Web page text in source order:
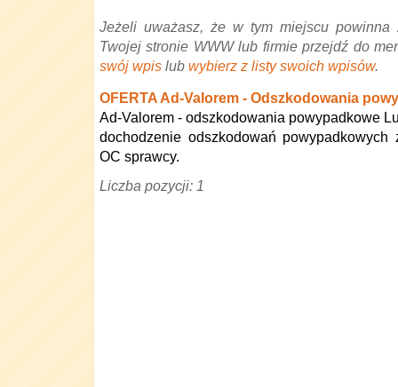
Jeżeli uważasz, że w tym miejscu powinna
Twojej stronie WWW lub firmie przejdź do
swój wpis lub wybierz z listy swoich wpisów.
OFERTA Ad-Valorem - Odszkodowania
Ad-Valorem - odszkodowania powypadkowe
dochodzenie odszkodowań powypadkowych
OC sprawcy.
Liczba pozycji: 1